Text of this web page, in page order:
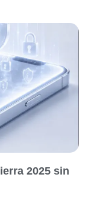
2025 sin